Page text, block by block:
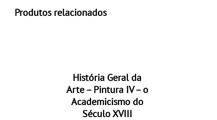
Produtos relacionados
História Geral da
Arte – Pintura IV – o
Academicismo do
Século XVIII